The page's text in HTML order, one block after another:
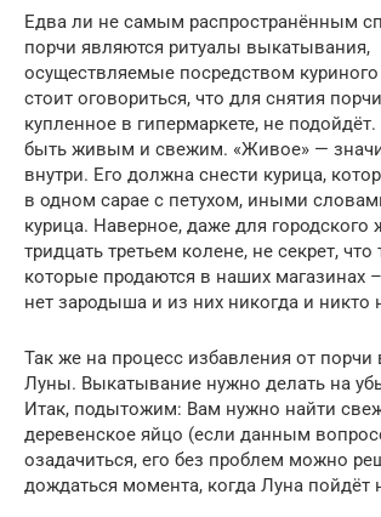
Едва ли не самым распространённым
порчи являются ритуалы выкатывания,
осуществляемые посредством
стоит оговориться, что для снятия
купленное в гипермаркете, не
быть живым и свежим. «Живое» —
внутри. Его должна снести курица,
в одном сарае с петухом, иными
курица. Наверное, даже для городского
тридцать третьем колене, не секрет, что
которые продаются в наших магазинах
нет зародыша и из них никогда и никто
Так же на процесс избавления от порчи
Луны. Выкатывание нужно делать на
Итак, подытожим: Вам нужно найти
деревенское яйцо (если данным
озадачиться, его без проблем можно
дождаться момента, когда Луна пойдёт